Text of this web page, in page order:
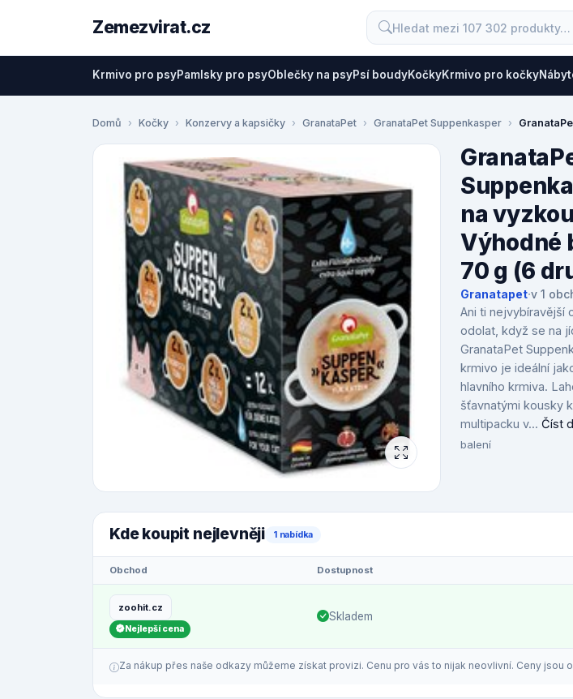
Zemezvirat.cz
Krmivo pro psyPamlsky pro psyOblečky na psyPsí boudyKočkyKrmivo pro kočky
Domů Kočky Konzervy a kapsičky GranataPet GranataPet Suppenkasper
na
Výhodné
70 g (6
Granatapet·v 1
Ani ti nejvybíravější
odolat, když se na
GranataPet
krmivo je ideální
hlavního krmiva.
šťavnatými kousky
multipacku v... Číst
balení
Kde koupit nejlevněji 1 nabídka
Obchod Dostupnost
zoohit.cz
Nejlepší cena
Skladem
Za nákup přes naše odkazy můžeme získat provizi. Cenu pro vás to nijak neovlivní. Ceny jsou